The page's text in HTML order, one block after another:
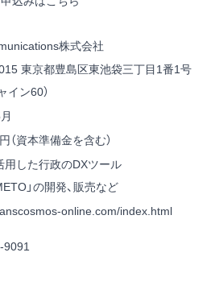
株式会社
東京都豊島区東池袋三丁目1番1号
イン60）
（資本準備金を含む）
用した行政のDXツール
」の開発、販売など
online.com/index.html